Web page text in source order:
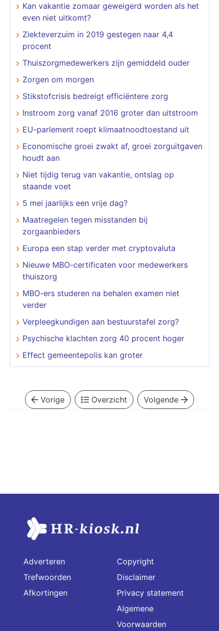
Kan vakantie zomaar geweigerd worden als het
even niet uitkomt?
Ziekteverzuim in 2019 gestegen naar 4,4
procent
Thuiszorgmedewerkers zijn gemiddeld ouder
Zorgen om morgen
Stikstofcrisis bedreigt efficiëntere zorg
Instroom zorg vanaf 2016 groter dan uitstroom
EU-parlement roept klimaatnoodtoestand uit
Economische groei zwakt af, groei zorguitgaven
houdt aan
Niet tijdig terug van vakantie, ontslag op
staande voet
5 mei jaarlijks een vrije dag?
Maatregelen tegen misstanden bij
zorgaanbieders
Europa een stap verder met cryptovaluta
Nieuwe MBO-certificaten voor medewerkers
thuiszorg
MBO-ers studeren na behalen examen niet
verder
Verpleegkundigen aan bestuurstafel zorg?
Psychische klachten zorg 40 procent hoger
Effect gemeentepolis kan groter
Vorige Overzicht Volgende
Adverteren
Trefwoorden
Afkortingen
Copyright
Disclaimer
Privacy statement
Algemene
Voorwaarden